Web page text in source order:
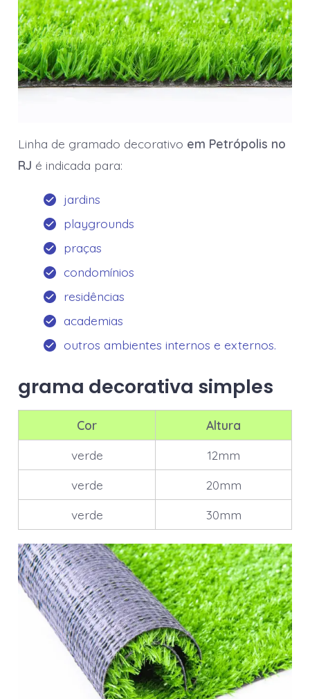
Linha de gramado decorativo em Petrópolis no
RJ é indicada para:
jardins
playgrounds
praças
condomínios
residências
academias
outros ambientes internos e externos.
grama decorativa simples
Cor
Altura
verde
12mm
verde
20mm
verde
30mm